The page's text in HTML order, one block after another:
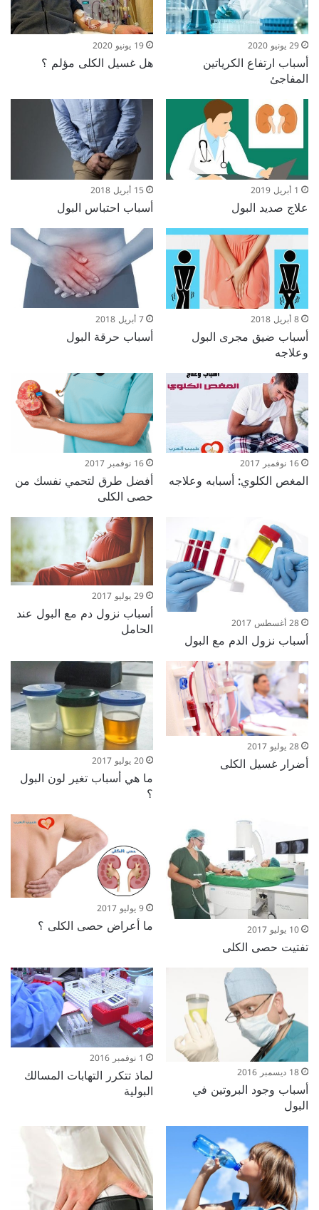
29 يونيو 2020
أسباب ارتفاع الكرياتين
المفاجئ
19 يونيو 2020
هل غسيل الكلى مؤلم ؟
1 أبريل 2019
علاج صديد البول
15 أبريل 2018
أسباب احتباس البول
8 أبريل 2018
أسباب ضيق مجرى البول
وعلاجه
7 أبريل 2018
أسباب حرقة البول
16 نوفمبر 2017
المغص الكلوي: أسبابه وعلاجه
16 نوفمبر 2017
أفضل طرق لتحمي نفسك من
حصى الكلى
28 أغسطس 2017
أسباب نزول الدم مع البول
29 يوليو 2017
أسباب نزول دم مع البول عند
الحامل
28 يوليو 2017
أضرار غسيل الكلى 20 يوليو 2017
ما هي أسباب تغير لون البول
؟
10 يوليو 2017
تفتيت حصى الكلى
9 يوليو 2017
ما أعراض حصى الكلى ؟
18 ديسمبر 2016
أسباب وجود البروتين في
البول
1 نوفمبر 2016
لماذ تتكرر التهابات المسالك
البولية